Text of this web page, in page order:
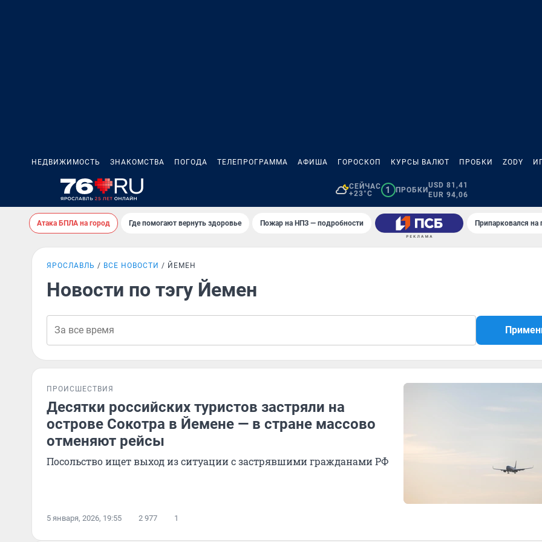
НЕДВИЖИМОСТЬ ЗНАКОМСТВА ПОГОДА ТЕЛЕПРОГРАММА АФИША ГОРОСКОП КУРСЫ ВАЛЮТ ПРОБКИ ZODY
СЕЙЧАС
+23°C
1 ПРОБКИ
USD 81,41
EUR 94,06
Атака БПЛА на город Где помогают вернуть здоровье Пожар на НПЗ — подробности Припарковался на
ЯРОСЛАВЛЬ ВСЕ НОВОСТИ ЙЕМЕН
Новости по тэгу Йемен
ПРОИСШЕСТВИЯ
Десятки российских туристов застряли на
острове Сокотра в Йемене — в стране массово
отменяют рейсы
Посольство ищет выход из ситуации с застрявшими гражданами РФ
5 января, 2026, 19:55 2 977 1